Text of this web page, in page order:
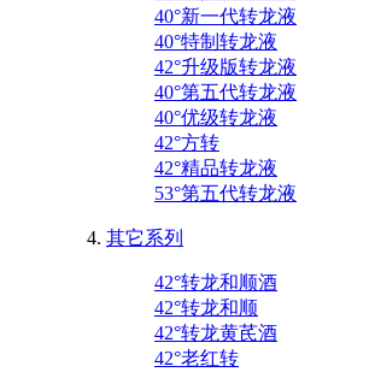
40°新一代转龙液
40°特制转龙液
42°升级版转龙液
40°第五代转龙液
40°优级转龙液
42°方转
42°精品转龙液
53°第五代转龙液
其它系列
42°转龙和顺酒
42°转龙和顺
42°转龙黄芪酒
42°老红转